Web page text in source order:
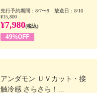
先行予約期間：8/7〜9 放送日：8/10
¥15,800
¥7,980(税込)
49%OFF
アンダモン ＵＶカット・接
触冷感 さらさら！...